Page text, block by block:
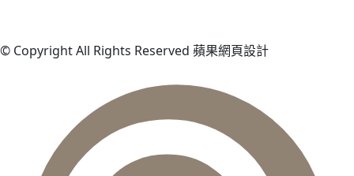
© Copyright All Rights Reserved 蘋果網頁設計